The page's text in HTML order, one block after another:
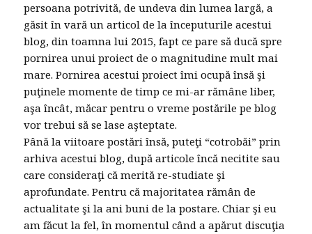
persoana potrivită, de undeva din lumea largă, a
găsit în vară un articol de la începuturile acestui
blog, din toamna lui 2015, fapt ce pare să ducă spre
pornirea unui proiect de o magnitudine mult mai
mare. Pornirea acestui proiect îmi ocupă însă şi
puţinele momente de timp ce mi-ar rămâne liber,
aşa încât, măcar pentru o vreme postările pe blog
vor trebui să se lase aşteptate.
Până la viitoare postări însă, puteţi “cotrobăi” prin
arhiva acestui blog, după articole încă necitite sau
care consideraţi că merită re-studiate şi
aprofundate. Pentru că majoritatea rămân de
actualitate şi la ani buni de la postare. Chiar şi eu
am făcut la fel, în momentul când a apărut discuţia